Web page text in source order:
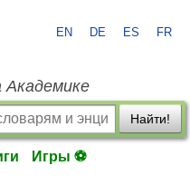
EN DE ES FR
Академике
Найти!
Игры ⚽